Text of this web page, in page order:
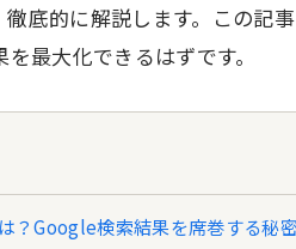
徹底的に解説します。この記
最大化できるはずです。
？Google検索結果を席巻する秘密